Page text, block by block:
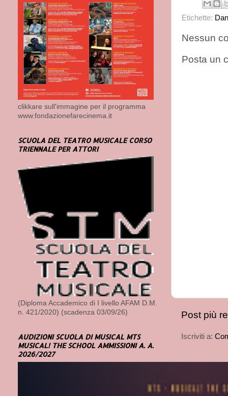
Etichette:
Nessun
Posta un
Post più
Iscriviti a:
clikkare sull'immagine per il programma
www.fondazionefarecinema.it
SCUOLA DEL TEATRO MUSICALE CORSO
TRIENNALE PER ATTORI
(Diploma Accademico di I livello AFAM D.M.
n. 421/2020) (scadenza 03/09/26)
AUDIZIONI SCUOLA DI MUSICAL MTS
MUSICAL! THE SCHOOL AMMISSIONI A. A.
2026/2027